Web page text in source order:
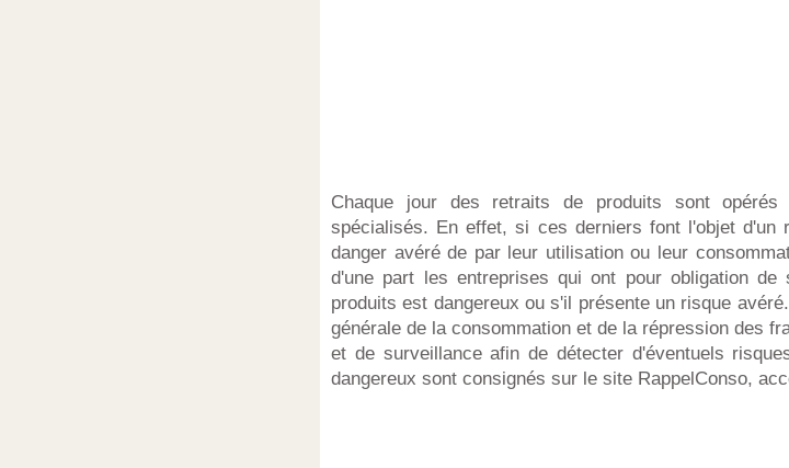
Chaque jour des retraits de produits sont
spécialisés. En effet, si ces derniers font l'objet d'un
danger avéré de par leur utilisation ou leur
d'une part les entreprises qui ont pour obligation
produits est dangereux ou s'il présente un risque
générale de la consommation et de la répression des
et de surveillance afin de détecter d'éventuels
dangereux sont consignés sur le site RappelConso,